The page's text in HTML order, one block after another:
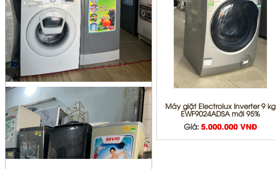
lạnh Quận 1
Sửa máy giặt Quận 3 | vệ sinh máy
giặt quận 3
Máy giặt Electrolux Inverter 9 kg
EWF9024ADSA mới 95%
Giá: 5.000.000 VNĐ